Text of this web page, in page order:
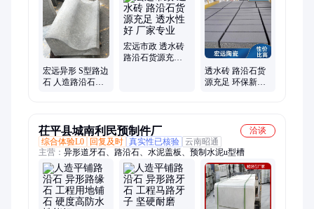
管、混凝土水泥管、路侧石
宏远异形 S型路边
石 人造路沿石生
宏远市政 透水砖
路沿石货源充足
透水砖 路沿石货
源充足 环保新型
茌平县城南利民预制件厂
洽谈
综合体验L0
回复及时 真实性已核验 云南昭通
主营： 异形道牙石、路沿石、水泥盖板、预制水泥u型槽